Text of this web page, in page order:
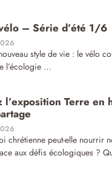
– Série d’été 1/6
style de vie : le vélo
l’écologie …
l’exposition Terre en
chrétienne peut-elle nourrir
aux défis écologiques ?